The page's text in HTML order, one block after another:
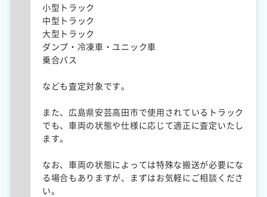
小型トラック
中型トラック
大型トラック
ダンプ・冷凍車・ユニック車
乗合バス
なども査定対象です。
また、広島県安芸高田市で使用されているトラック
でも、車両の状態や仕様に応じて適正に査定いたし
ます。
なお、車両の状態によっては特殊な搬送が必要にな
る場合もありますが、まずはお気軽にご相談くださ
い。